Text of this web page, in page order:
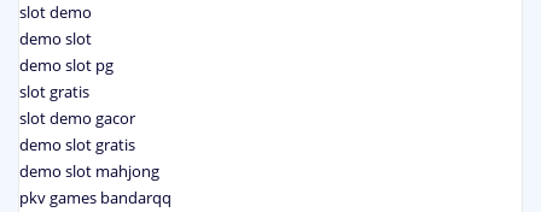
slot demo
demo slot
demo slot pg
slot gratis
slot demo gacor
demo slot gratis
demo slot mahjong
pkv games bandarqq